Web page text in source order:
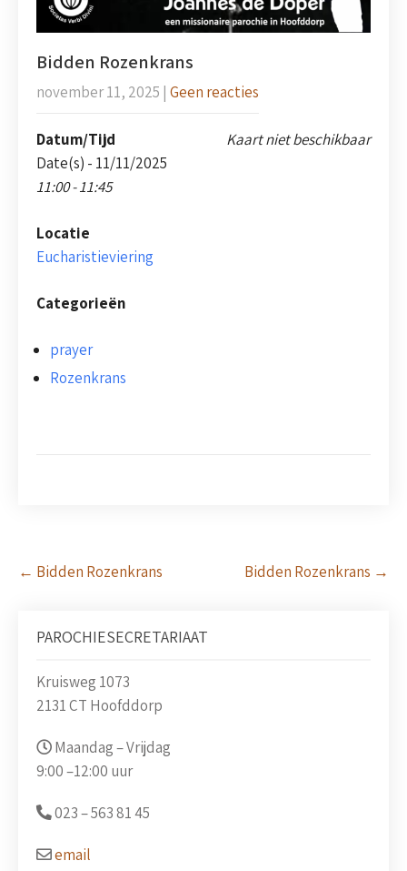
Bidden Rozenkrans
november 11, 2025 | Geen reacties
Kaart niet beschikbaar
Datum/Tijd
Date(s) - 11/11/2025
11:00 - 11:45
Locatie
Eucharistieviering
Categorieën
prayer
Rozenkrans
Post
navigation
← Bidden Rozenkrans Bidden Rozenkrans →
PAROCHIESECRETARIAAT
Kruisweg 1073
2131 CT Hoofddorp
Maandag – Vrijdag
9:00 –12:00 uur
023 –563 81 45
email